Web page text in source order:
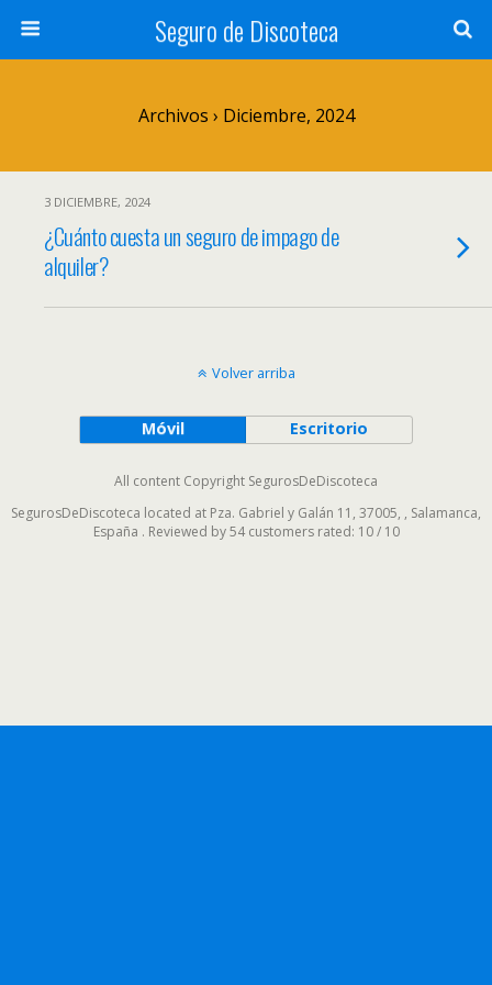
Seguro de Discoteca
Archivos › Diciembre, 2024
3 DICIEMBRE, 2024
¿Cuánto cuesta un seguro de impago de
alquiler?
Volver arriba
Móvil Escritorio
All content Copyright SegurosDeDiscoteca
SegurosDeDiscoteca located at Pza. Gabriel y Galán 11, 37005, , Salamanca,
España . Reviewed by54 customersrated: 10/ 10